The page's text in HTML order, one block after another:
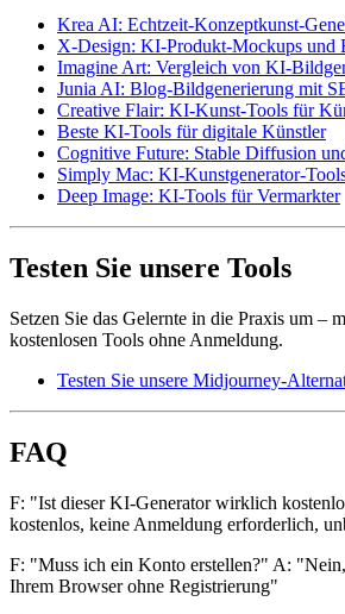
Krea AI: Echtzeit-Konzeptkunst-
X-Design: KI-Produkt-Mockups und
Imagine Art: Vergleich von KI-
Junia AI: Blog-Bildgenerierung mit
Creative Flair: KI-Kunst-Tools für
Beste KI-Tools für digitale Künstler
Cognitive Future: Stable Diffusion
Simply Mac: KI-Kunstgenerator-
Deep Image: KI-Tools für Vermarkter
Testen Sie unsere Tools
Setzen Sie das Gelernte in die Praxis um –
kostenlosen Tools ohne Anmeldung.
Testen Sie unsere Midjourney-
FAQ
F: "Ist dieser KI-Generator wirklich
kostenlos, keine Anmeldung erforderlich,
F: "Muss ich ein Konto erstellen?" A:
Ihrem Browser ohne Registrierung"